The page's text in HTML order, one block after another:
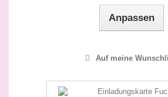
Anpassen
Auf meine